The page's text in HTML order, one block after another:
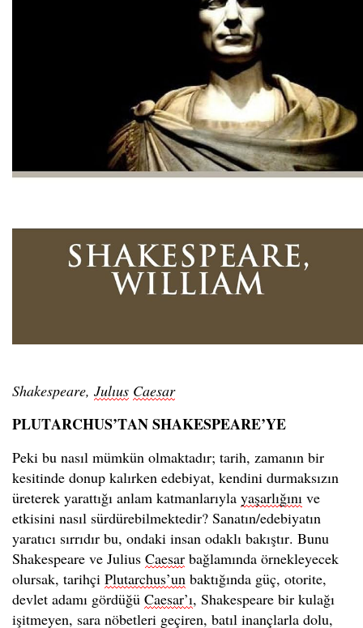
Shakespeare, Julıus Caesar
PLUTARCHUS’TAN SHAKESPEARE’YE
Peki bu nasıl mümkün olmaktadır; tarih, zamanın bir
kesitinde donup kalırken edebiyat, kendini durmaksızın
üreterek yarattığı anlam katmanlarıyla yaşarlığını ve
etkisini nasıl sürdürebilmektedir? Sanatın/edebiyatın
yaratıcı sırrıdır bu, ondaki insan odaklı bakıştır. Bunu
Shakespeare ve Julius Caesar bağlamında örnekleyecek
olursak, tarihçi Plutarchus’un baktığında güç, otorite,
devlet adamı gördüğü Caesar’ı, Shakespeare bir kulağı
işitmeyen, sara nöbetleri geçiren, batıl inançlarla dolu,